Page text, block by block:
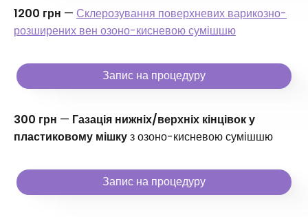
1200 грн — Склерозування поверхневих варикозно-
розширених вен озоно-кисневою сумішшю
Запис на процедуру
300 грн — Газація нижніх/верхніх кінцівок у
пластиковому мішкуз озоно-кисневою сумішшю
Запис на процедуру